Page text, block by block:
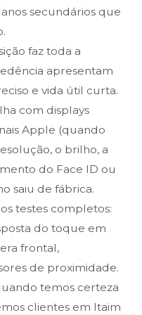
secundários que
faz toda a
apresentam
e vida útil curta.
com displays
Apple (quando
o brilho, a
do Face ID ou
saiu de fábrica.
testes completos:
do toque em
frontal,
de proximidade.
temos certeza
clientes em Itaim